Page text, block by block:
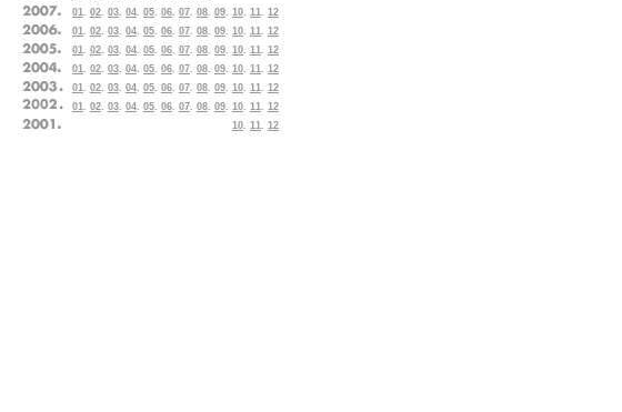
01. 02. 03. 04. 05. 06. 07. 08. 09. 10. 11. 12
01. 02. 03. 04. 05. 06. 07. 08. 09. 10. 11. 12
01. 02. 03. 04. 05. 06. 07. 08. 09. 10. 11. 12
01. 02. 03. 04. 05. 06. 07. 08. 09. 10. 11. 12
01. 02. 03. 04. 05. 06. 07. 08. 09. 10. 11. 12
01. 02. 03. 04. 05. 06. 07. 08. 09. 10. 11. 12
10. 11. 12